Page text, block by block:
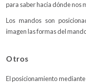
para saber hacia dónde nos
Los mandos son
imagen las formas del
Otros
El posicionamiento mediante